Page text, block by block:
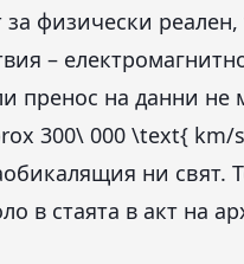
физически
–
пренос на данни не
300\ 000 \text{
ни свят.
в стаята в акт на